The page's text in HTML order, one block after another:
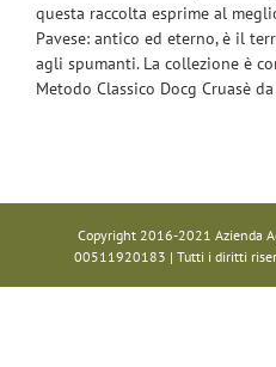
questa raccolta esprime al
Pavese: antico ed eterno, è il
agli spumanti. La collezione è
Metodo Classico Docg Cruasè
Copyright 2016-2021 Azienda
00511920183 | Tutti i diritti